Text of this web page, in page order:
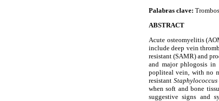
Palabras clave:
ABSTRACT
Acute osteomyelitis
include deep vein
resistant (SAMR) and
and major phlogosis in
popliteal vein, with no
resistant Staphylococcus
when soft and bone
suggestive signs and